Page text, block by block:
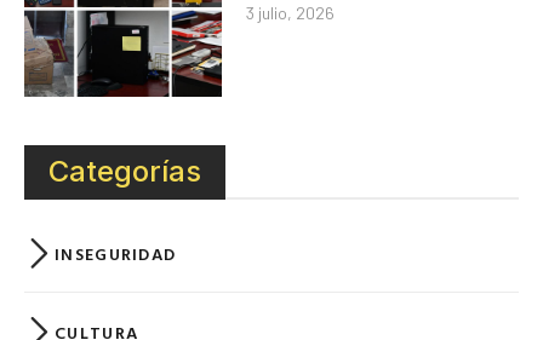
3 julio, 2026
Categorías
INSEGURIDAD
CULTURA